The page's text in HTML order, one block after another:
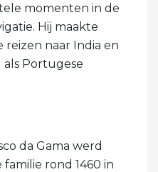
momenten in de
Hij maakte
naar India en
als Portugese
da Gama werd
rond 1460 in